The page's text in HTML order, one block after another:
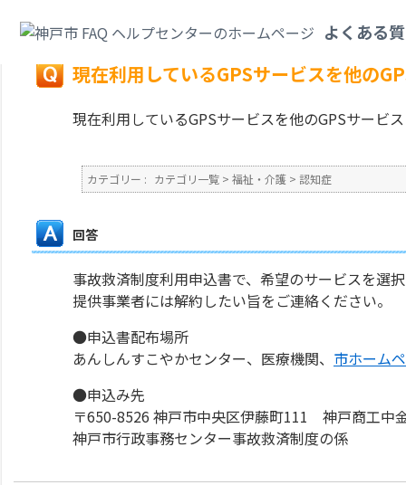
よくある
戻る
現在利用しているGPSサービスを他の
現在利用しているGPSサービスを他のGPSサービ
カテゴリー : カテゴリ一覧 > 福祉・介護 > 認知症
回答
事故救済制度利用申込書で、希望のサービスを選
提供事業者には解約したい旨をご連絡ください。
●申込書配布場所
あんしんすこやかセンター、医療機関、 市ホーム
●申込み先
〒650-8526 神戸市中央区伊藤町111 神戸商工中
神戸市行政事務センター事故救済制度の係